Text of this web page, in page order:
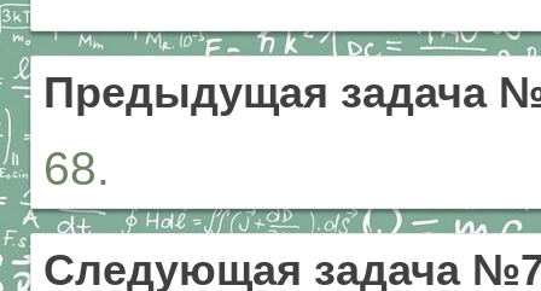
Предыдущая задача
68.
Следующая задача